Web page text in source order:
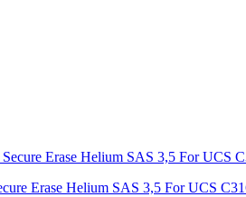
Erase Helium SAS 3,5 For UCS